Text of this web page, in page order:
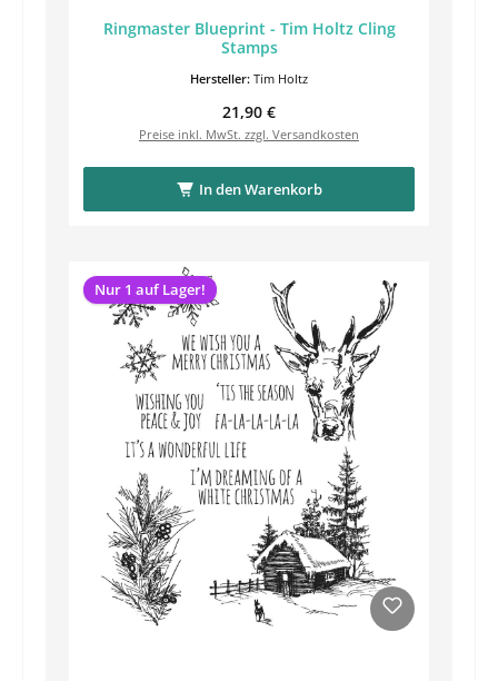
Ringmaster Blueprint - Tim Holtz Cling
Stamps
Hersteller: Tim Holtz
Regulärer Preis:
21,90 €
Preise inkl. MwSt. zzgl. Versandkosten
In den Warenkorb
Nur 1 auf Lager!